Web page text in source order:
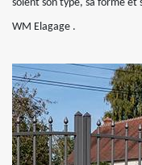
soient son type, sa forme et
WM Elagage .